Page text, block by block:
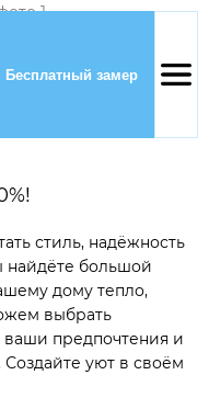
Бесплатный замер
стиль, надёжность
найдёте большой
дому тепло,
выбрать
предпочтения и
уют в своём